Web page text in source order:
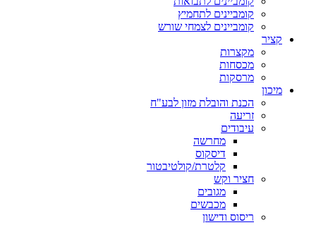
קומביינים לתחמיץ
קומביינים לצמחי שורש
קציר
מקצרות
מכסחות
מרסקות
מיכון
הכנת והובלת מזון לבע"ח
זריעה
עיבודים
מחרשה
דיסקוס
קלטרת/קולטיבטור
חציר וקש
מגובים
מכבשים
ריסוס ודישון